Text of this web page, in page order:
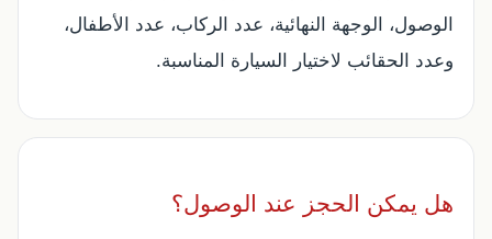
الوصول، الوجهة النهائية، عدد الركاب، عدد الأطفال،
وعدد الحقائب لاختيار السيارة المناسبة.
هل يمكن الحجز عند الوصول؟